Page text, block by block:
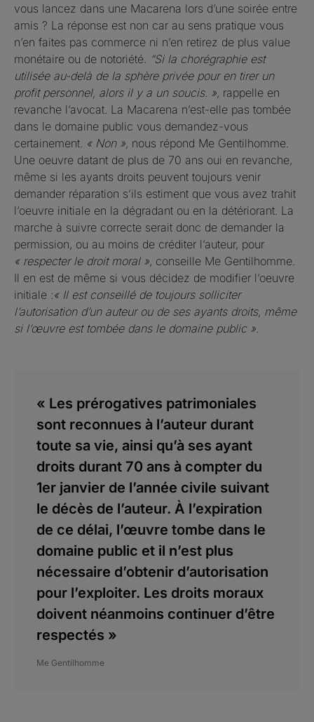
vous lancez dans une Macarena lors d’une soirée entre
amis ? La réponse est non car au sens pratique vous
n’en faites pas commerce ni n’en retirez de plus value
monétaire ou de notoriété. “Si la chorégraphie est
utilisée au-delà de la sphère privée pour en tirer un
profit personnel, alors il y a un soucis. », rappelle en
revanche l’avocat. La Macarena n’est-elle pas tombée
dans le domaine public vous demandez-vous
certainement. « Non », nous répond Me Gentilhomme.
Une oeuvre datant de plus de 70 ans oui en revanche,
même si les ayants droits peuvent toujours venir
demander réparation s’ils estiment que vous avez trahit
l’oeuvre initiale en la dégradant ou en la détériorant. La
marche à suivre correcte serait donc de demander la
permission, ou au moins de créditer l’auteur, pour
« respecter le droit moral », conseille Me Gentilhomme.
Il en est de même si vous décidez de modifier l’oeuvre
initiale :« Il est conseillé de toujours solliciter
l’autorisation d’un auteur ou de ses ayants droits, même
si l’œuvre est tombée dans le domaine public »
« Les prérogatives patrimoniales
sont reconnues à l’auteur durant
toute sa vie, ainsi qu’à ses ayant
droits durant 70 ans à compter du
1er janvier de l’année civile suivant
le décès de l’auteur. À l’expiration
de ce délai, l’œuvre tombe dans le
domaine public et il n’est plus
nécessaire d’obtenir d’autorisation
pour l’exploiter. Les droits moraux
doivent néanmoins continuer d’être
respectés »
Me Gentilhomme